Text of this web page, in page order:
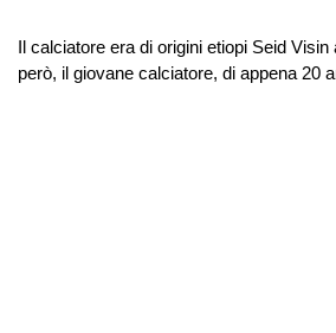
Il calciatore era di origini etiopi Seid
però, il giovane calciatore, di appena 20